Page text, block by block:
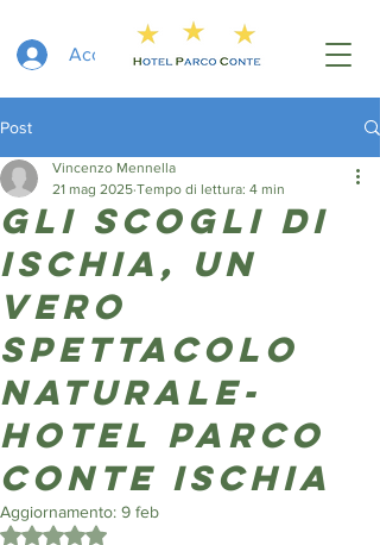
Accedi
Post
Gli Scogli di
Ischia, un
vero
spettacolo
naturale-
hotel parco
conte ischia
Vincenzo Mennella
21 mag 2025 Tempo di lettura: 4 min
Aggiornamento: 9 feb
Valutazione NaN stelle su 5.